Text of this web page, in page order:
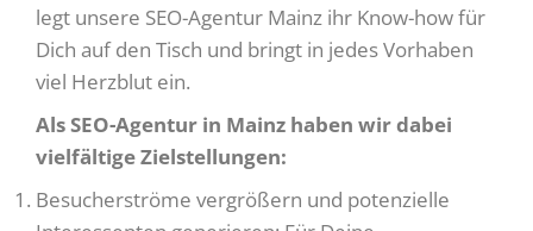
legt unsere SEO-Agentur Mainz ihr Know-how für
Dich auf den Tisch und bringt in jedes Vorhaben
viel Herzblut ein.
Als SEO-Agentur in Mainz haben wir dabei
vielfältige Zielstellungen:
Besucherströme vergrößern und potenzielle